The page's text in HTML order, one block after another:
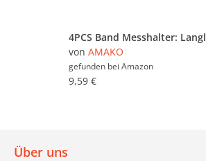
von AMAKO
gefunden bei Amazon
9,59 €
Über uns